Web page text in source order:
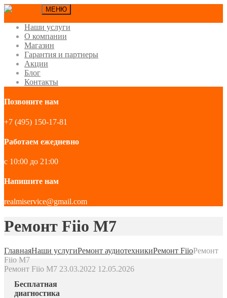
МЕНЮ
Наши услуги
О компании
Магазин
Гарантия и партнеры
Акции
Блог
Контакты
Позвоните нам
+7 (495) 150-17-81
Работаем ежедневно
с 10:00 до 21:00
Напишите нам
realmiservice@gmail.com
Ремонт Fiio M7
ГлавнаяНаши услугиРемонт аудиотехникиРемонт FiioРемонт
Fiio M7
Ремонт Fiio M7 23.03.2022 12.05.2026
Бесплатная
диагностика